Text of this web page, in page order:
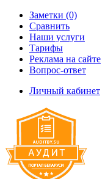
Заметки (0)
Сравнить
Наши услуги
Тарифы
Реклама на сайте
Вопрос-ответ
Личный кабинет